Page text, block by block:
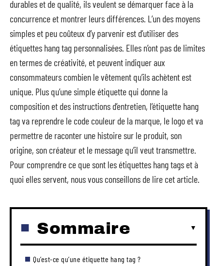
durables et de qualité, ils veulent se démarquer face à la
concurrence et montrer leurs différences. L’un des moyens
simples et peu coûteux d’y parvenir est d’utiliser des
étiquettes hang tag personnalisées. Elles n’ont pas de limites
en termes de créativité, et peuvent indiquer aux
consommateurs combien le vêtement qu’ils achètent est
unique. Plus qu’une simple étiquette qui donne la
composition et des instructions d’entretien, l’étiquette hang
tag va reprendre le code couleur de la marque, le logo et va
permettre de raconter une histoire sur le produit, son
origine, son créateur et le message qu’il veut transmettre.
Pour comprendre ce que sont les étiquettes hang tags et à
quoi elles servent, nous vous conseillons de lire cet article.
Sommaire
Qu’est-ce qu’une étiquette hang tag ?